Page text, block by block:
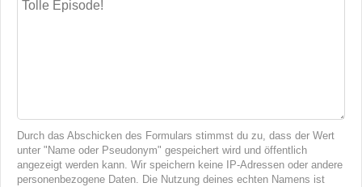
Durch das Abschicken des Formulars stimmst du zu, dass der Wert
unter "Name oder Pseudonym" gespeichert wird und öffentlich
angezeigt werden kann. Wir speichern keine IP-Adressen oder andere
personenbezogene Daten. Die Nutzung deines echten Namens ist